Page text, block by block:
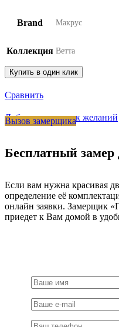
Brand Макрус
Коллекция Ветта
Купить в один клик
Сравнить
Добавить в список желаний
Вызов замерщика
Бесплатный замер
Если вам нужна красивая
определение её
онлайн заявки. Замерщик
приедет к Вам домой в